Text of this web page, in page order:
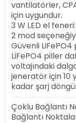
vantilatörler,
için uygundur.
3 W LED el
2 mod
Güvenli
LiFePO4 piller
voltajındaki
jeneratör için 10
kadar şarj
Çoklu Bağlantı
Bağlantı